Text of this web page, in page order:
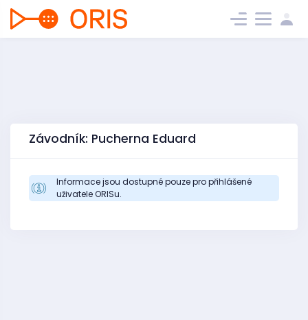
Závodník: Pucherna Eduard
Informace jsou dostupné pouze pro přihlášené
uživatele ORISu.